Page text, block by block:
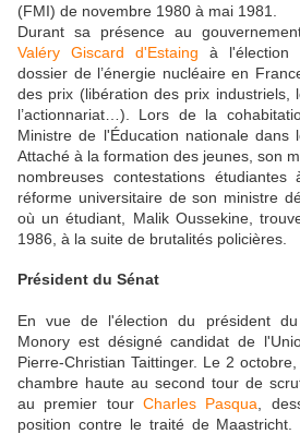
(FMI) de novembre 1980 à mai 1981.
Durant sa présence au
Valéry Giscard d'Estaing à l'élection
dossier de l’énergie nucléaire en
des prix (libération des prix industriels,
l’actionnariat…). Lors de la
Ministre de l'Éducation nationale dans
Attaché à la formation des jeunes, son
nombreuses contestations
réforme universitaire de son ministre
où un étudiant, Malik Oussekine,
1986, à la suite de brutalités policières.
Président du Sénat
En vue de l'élection du président
Monory est désigné candidat de
Pierre-Christian Taittinger. Le 2
chambre haute au second tour de
au premier tour Charles Pasqua ,
position contre le traité de